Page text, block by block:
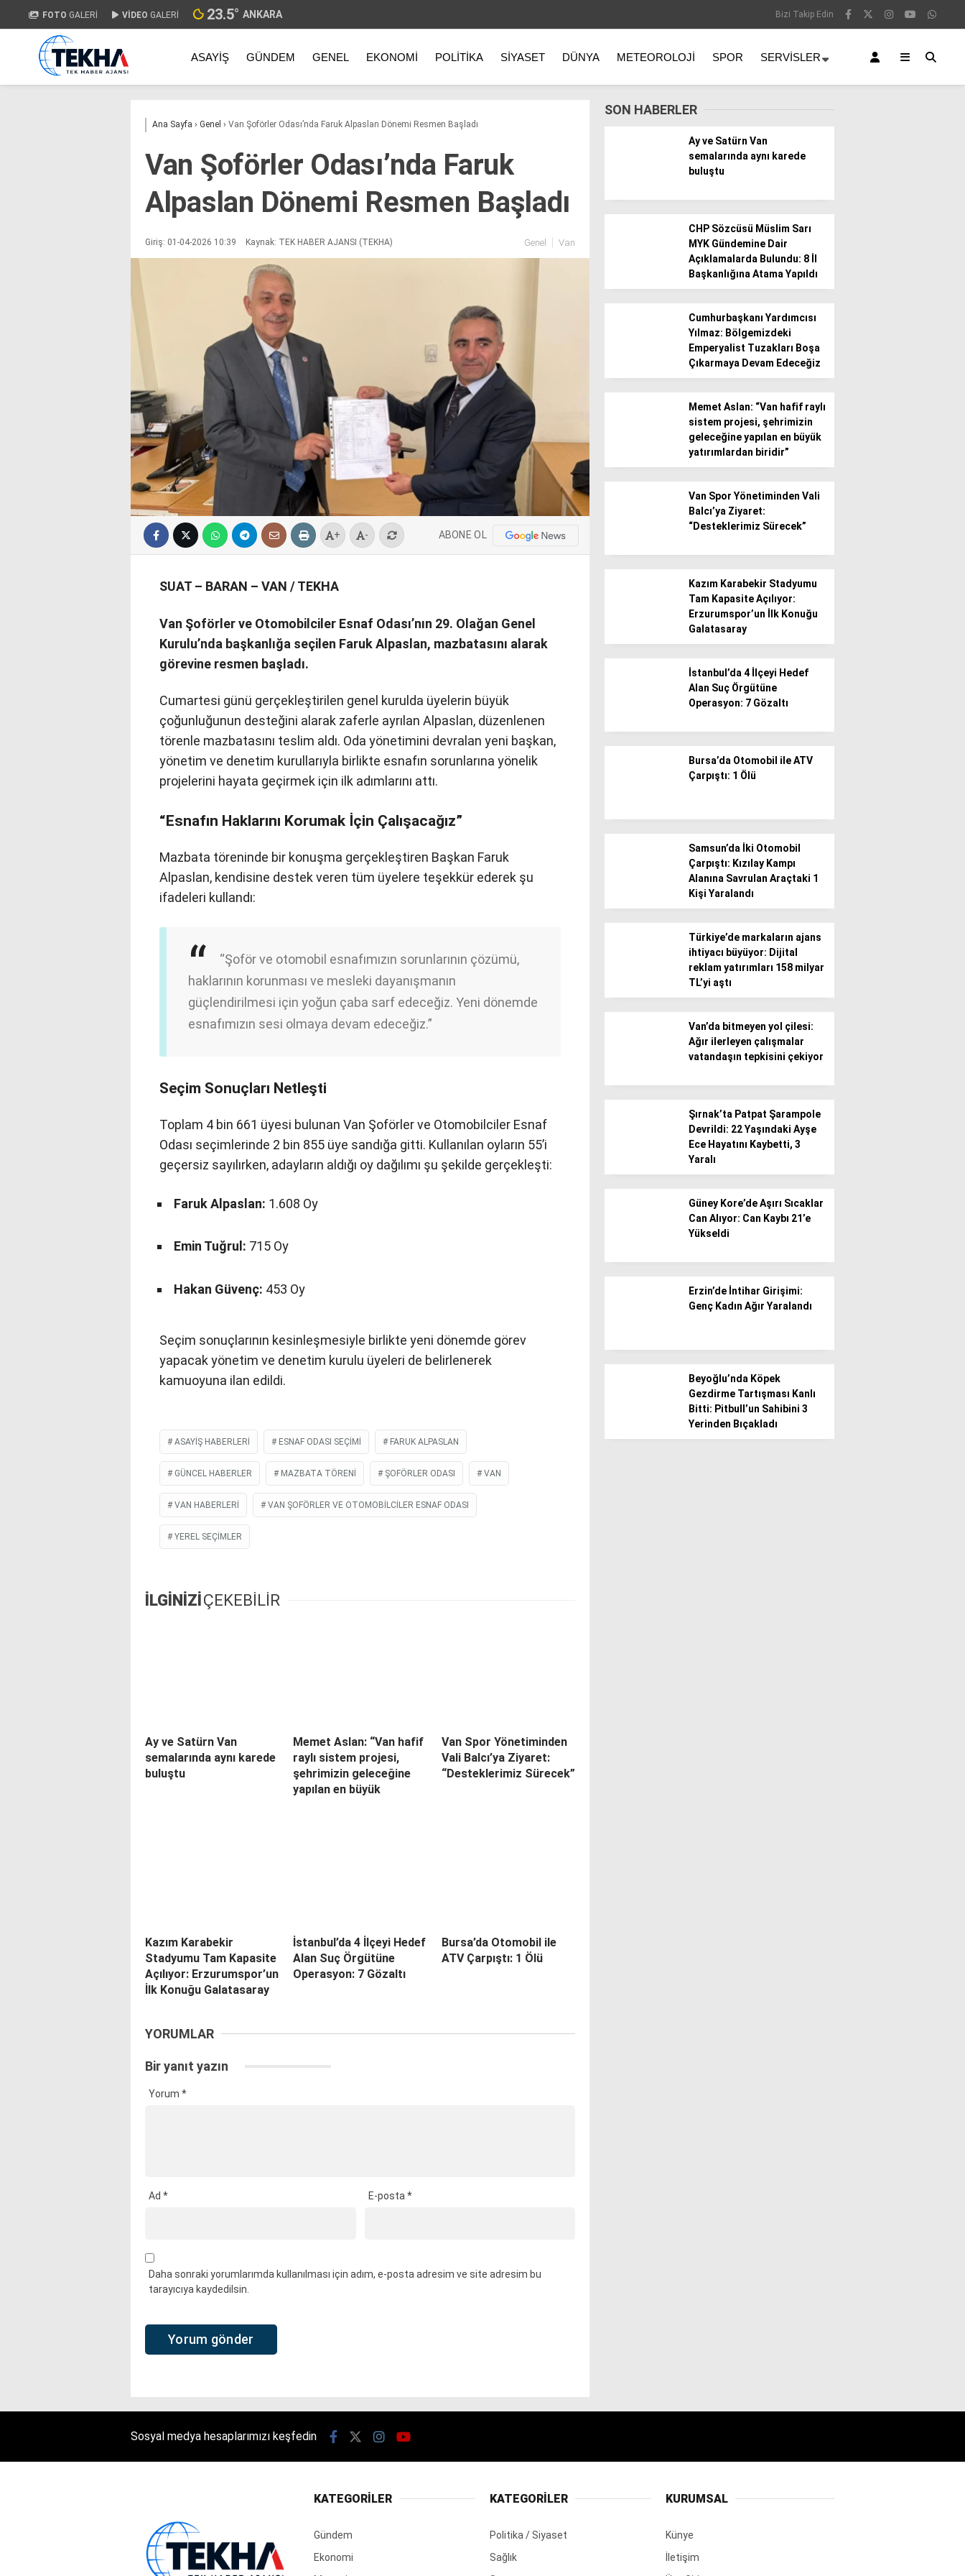
Gündem
Politika / Siyaset
Dünya
Magazin
Sağlık
FOTO GALERİ VİDEO GALERİ 23.5° ANKARA Bizi Takip Edin
ASAYIŞ GÜNDEM GENEL EKONOMI POLITIKA SIYASET DÜNYA METEOROLOJI SPOR SERVISLER
Ana Sayfa › Genel › Van Şoförler Odası’nda Faruk Alpaslan Dönemi Resmen Başladı
Van Şoförler Odası’nda Faruk
Alpaslan Dönemi Resmen Başladı
Giriş: 01-04-2026 10:39 Kaynak: TEK HABER AJANSI (TEKHA) Genel Van
+ - ABONE OL
SUAT – BARAN – VAN / TEKHA
Van Şoförler ve Otomobilciler Esnaf Odası’nın 29. Olağan Genel
Kurulu’nda başkanlığa seçilen Faruk Alpaslan, mazbatasını alarak
görevine resmen başladı.
Cumartesi günü gerçekleştirilen genel kurulda üyelerin büyük
çoğunluğunun desteğini alarak zaferle ayrılan Alpaslan, düzenlenen
törenle mazbatasını teslim aldı. Oda yönetimini devralan yeni başkan,
yönetim ve denetim kurullarıyla birlikte esnafın sorunlarına yönelik
projelerini hayata geçirmek için ilk adımlarını attı.
“Esnafın Haklarını Korumak İçin Çalışacağız”
Mazbata töreninde bir konuşma gerçekleştiren Başkan Faruk
Alpaslan, kendisine destek veren tüm üyelere teşekkür ederek şu
ifadeleri kullandı:
“Şoför ve otomobil esnafımızın sorunlarının çözümü,
haklarının korunması ve mesleki dayanışmanın
güçlendirilmesi için yoğun çaba sarf edeceğiz. Yeni dönemde
esnafımızın sesi olmaya devam edeceğiz.”
Seçim Sonuçları Netleşti
Toplam 4 bin 661 üyesi bulunan Van Şoförler ve Otomobilciler Esnaf
Odası seçimlerinde 2 bin 855 üye sandığa gitti. Kullanılan oyların 55’i
geçersiz sayılırken, adayların aldığı oy dağılımı şu şekilde gerçekleşti:
Faruk Alpaslan: 1.608 Oy
Emin Tuğrul: 715 Oy
Hakan Güvenç: 453 Oy
Seçim sonuçlarının kesinleşmesiyle birlikte yeni dönemde görev
yapacak yönetim ve denetim kurulu üyeleri de belirlenerek
kamuoyuna ilan edildi.
ASAYIŞ HABERLERI ESNAF ODASI SEÇIMI FARUK ALPASLAN
GÜNCEL HABERLER MAZBATA TÖRENI ŞOFÖRLER ODASI VAN
VAN HABERLERI VAN ŞOFÖRLER VE OTOMOBILCILER ESNAF ODASI
YEREL SEÇIMLER
İLGİNİZİÇEKEBİLİR
Ay ve Satürn Van
semalarında aynı karede
buluştu
Memet Aslan: “Van hafif
raylı sistem projesi,
şehrimizin geleceğine
yapılan en büyük
Van Spor Yönetiminden
Vali Balcı’ya Ziyaret:
“Desteklerimiz Sürecek”
Kazım Karabekir
Stadyumu Tam Kapasite
Açılıyor: Erzurumspor’un
İlk Konuğu Galatasaray
İstanbul’da 4 İlçeyi Hedef
Alan Suç Örgütüne
Operasyon: 7 Gözaltı
Bursa’da Otomobil ile
ATV Çarpıştı: 1 Ölü
YORUMLAR
Bir yanıt yazın
Yorum *
Ad * E-posta*
Daha sonraki yorumlarımda kullanılması için adım, e-posta adresim ve site adresim bu
tarayıcıya kaydedilsin.
SON HABERLER
Ay ve Satürn Van
semalarında aynı karede
buluştu
CHP Sözcüsü Müslim Sarı
MYK Gündemine Dair
Açıklamalarda Bulundu: 8 İl
Başkanlığına Atama Yapıldı
Cumhurbaşkanı Yardımcısı
Yılmaz: Bölgemizdeki
Emperyalist Tuzakları Boşa
Çıkarmaya Devam Edeceğiz
Memet Aslan: “Van hafif raylı
sistem projesi, şehrimizin
geleceğine yapılan en büyük
yatırımlardan biridir”
Van Spor Yönetiminden Vali
Balcı’ya Ziyaret:
“Desteklerimiz Sürecek”
Kazım Karabekir Stadyumu
Tam Kapasite Açılıyor:
Erzurumspor’un İlk Konuğu
Galatasaray
İstanbul’da 4 İlçeyi Hedef
Alan Suç Örgütüne
Operasyon: 7 Gözaltı
Bursa’da Otomobil ile ATV
Çarpıştı: 1 Ölü
Samsun’da İki Otomobil
Çarpıştı: Kızılay Kampı
Alanına Savrulan Araçtaki 1
Kişi Yaralandı
Türkiye’de markaların ajans
ihtiyacı büyüyor: Dijital
reklam yatırımları 158 milyar
TL’yi aştı
Van’da bitmeyen yol çilesi:
Ağır ilerleyen çalışmalar
vatandaşın tepkisini çekiyor
Şırnak’ta Patpat Şarampole
Devrildi: 22 Yaşındaki Ayşe
Ece Hayatını Kaybetti, 3
Yaralı
Güney Kore’de Aşırı Sıcaklar
Can Alıyor: Can Kaybı 21’e
Yükseldi
Erzin’de İntihar Girişimi:
Genç Kadın Ağır Yaralandı
Beyoğlu’nda Köpek
Gezdirme Tartışması Kanlı
Bitti: Pitbull’un Sahibini 3
Yerinden Bıçakladı
Sosyal medya hesaplarımızı keşfedin
KATEGORİLER
Gündem
Ekonomi
KATEGORİLER
Politika / Siyaset
Sağlık
KURUMSAL
Künye
İletişim